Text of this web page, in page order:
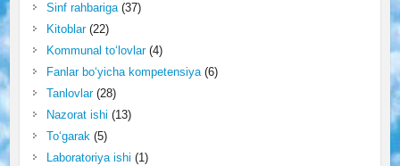
Sinf rahbariga(37)
Kitoblar(22)
Kommunal to‘lovlar(4)
Fanlar bo‘yicha kompetensiya(6)
Tanlovlar(28)
Nazorat ishi (13)
To‘garak(5)
Laboratoriya ishi (1)